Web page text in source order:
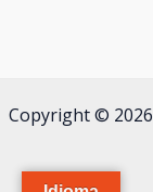
Copyright ©